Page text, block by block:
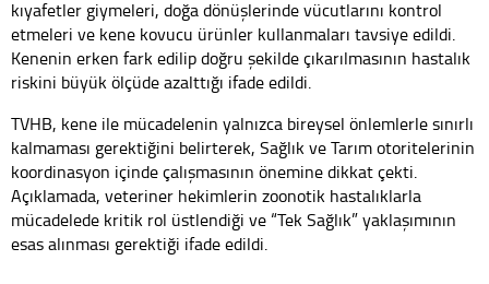
kıyafetler giymeleri, doğa dönüşlerinde vücutlarını kontrol
etmeleri ve kene kovucu ürünler kullanmaları tavsiye edildi.
Kenenin erken fark edilip doğru şekilde çıkarılmasının hastalık
riskini büyük ölçüde azalttığı ifade edildi.
TVHB, kene ile mücadelenin yalnızca bireysel önlemlerle sınırlı
kalmaması gerektiğini belirterek, Sağlık ve Tarım otoritelerinin
koordinasyon içinde çalışmasının önemine dikkat çekti.
Açıklamada, veteriner hekimlerin zoonotik hastalıklarla
mücadelede kritik rol üstlendiği ve “Tek Sağlık” yaklaşımının
esas alınması gerektiği ifade edildi.